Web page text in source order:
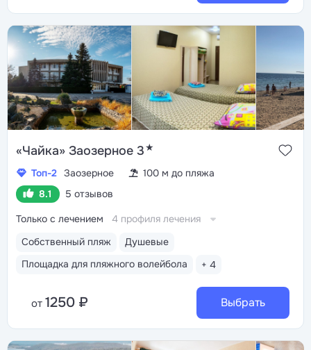
«Чайка» Заозерное 3★
Топ-2 Заозерное
100 м до пляжа
8.1
5 отзывов
Собственный пляж
Душевые
Площадка для пляжного волейбола
+ 4
Только с лечением 4 профиля лечения
от 1250 ₽ Выбрать